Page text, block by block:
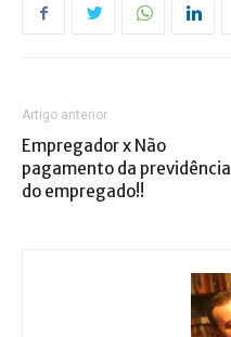
Artigo anterior
Empregador x Não
pagamento da previdência
do empregado!!